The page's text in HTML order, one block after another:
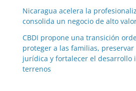
Nicaragua acelera la
consolida un negocio de alto
CBDI propone una transición
proteger a las familias,
jurídica y fortalecer el desarrollo
terrenos